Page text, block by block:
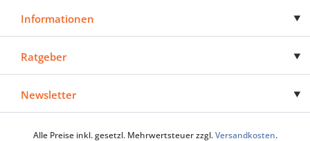
Informationen
Ratgeber
Newsletter
Alle Preise inkl. gesetzl. Mehrwertsteuer zzgl.Versandkosten.